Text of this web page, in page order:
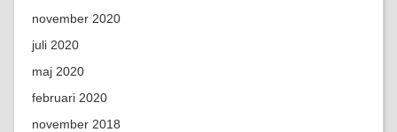
november 2020
juli 2020
maj 2020
februari 2020
november 2018